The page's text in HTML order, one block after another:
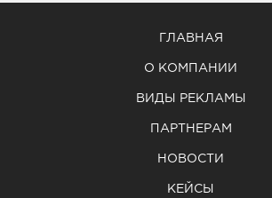
ГЛАВНАЯ
О КОМПАНИИ
ВИДЫ РЕКЛАМЫ
ПАРТНЕРАМ
НОВОСТИ
КЕЙСЫ